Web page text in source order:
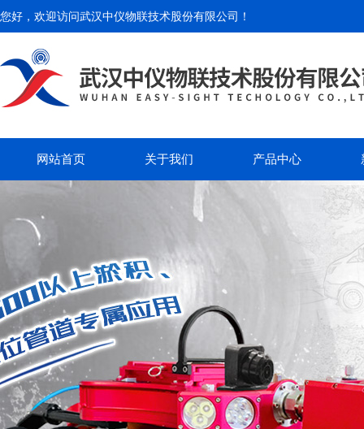
您好，欢迎访问武汉中仪物联技术股份有限公司 ！
网站首页 关于我们 产品中心